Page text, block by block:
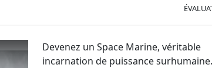
Devenez un Space Marine, véritable
incarnation de puissance surhumaine.